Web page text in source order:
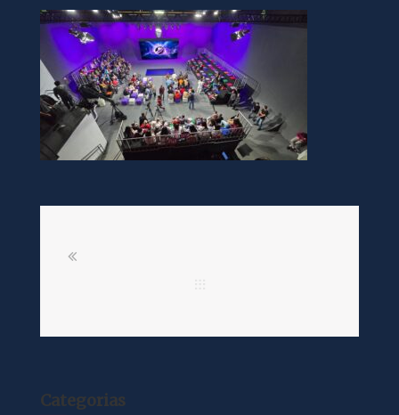
Categorias